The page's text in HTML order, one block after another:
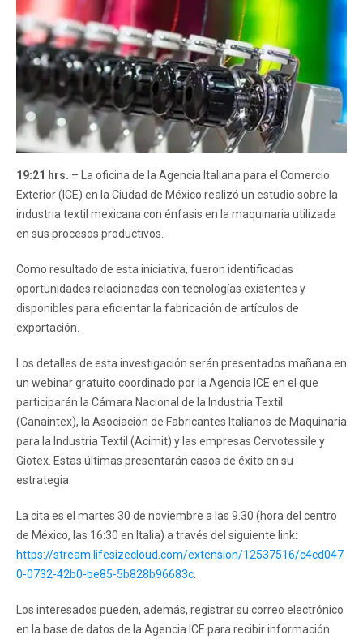
19:21 hrs. – La oficina de la Agencia Italiana para el Comercio
Exterior (ICE) en la Ciudad de México realizó un estudio sobre la
industria textil mexicana con énfasis en la maquinaria utilizada
en sus procesos productivos.
Como resultado de esta iniciativa, fueron identificadas
oportunidades relacionadas con tecnologías existentes y
disponibles para eficientar la fabricación de artículos de
exportación.
Los detalles de esta investigación serán presentados mañana en
un webinar gratuito coordinado por la Agencia ICE en el que
participarán la Cámara Nacional de la Industria Textil
(Canaintex), la Asociación de Fabricantes Italianos de Maquinaria
para la Industria Textil (Acimit) y las empresas Cervotessile y
Giotex. Estas últimas presentarán casos de éxito en su
estrategia.
La cita es el martes 30 de noviembre a las 9.30 (hora del centro
de México, las 16:30 en Italia) a través del siguiente link:
https://stream.lifesizecloud.com/extension/12537516/c4cd047
0-0732-42b0-be85-5b828b96683c
Los interesados pueden, además, registrar su correo electrónico
en la base de datos de la Agencia ICE para recibir información